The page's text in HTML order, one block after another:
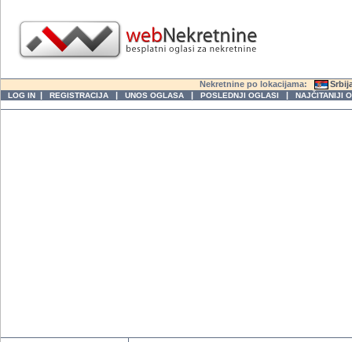
Nekretnine po lokacijama:
LOG IN | REGISTRACIJA | UNOS OGLASA | POSLEDNJI OGLASI | NAJČITANIJI